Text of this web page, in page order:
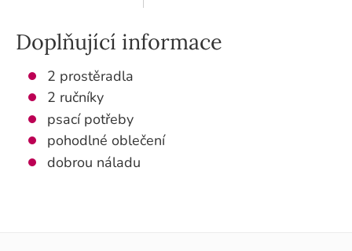
Doplňující informace
2 prostěradla
2 ručníky
psací potřeby
pohodlné oblečení
dobrou náladu